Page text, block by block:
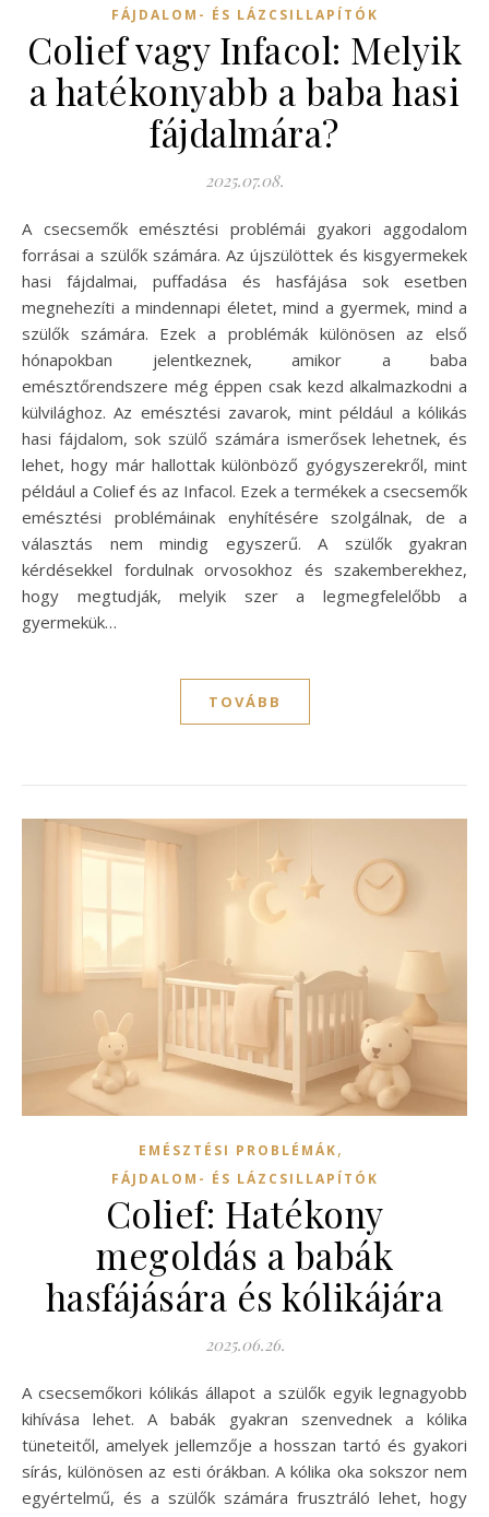
FÁJDALOM- ÉS LÁZCSILLAPÍTÓK
Colief vagy Infacol: Melyik
a hatékonyabb a baba hasi
fájdalmára?
2025.07.08.
A csecsemők emésztési problémái gyakori aggodalom
forrásai a szülők számára. Az újszülöttek és kisgyermekek
hasi fájdalmai, puffadása és hasfájása sok esetben
megnehezíti a mindennapi életet, mind a gyermek, mind a
szülők számára. Ezek a problémák különösen az első
hónapokban jelentkeznek, amikor a baba
emésztőrendszere még éppen csak kezd alkalmazkodni a
külvilághoz. Az emésztési zavarok, mint például a kólikás
hasi fájdalom, sok szülő számára ismerősek lehetnek, és
lehet, hogy már hallottak különböző gyógyszerekről, mint
például a Colief és az Infacol. Ezek a termékek a csecsemők
emésztési problémáinak enyhítésére szolgálnak, de a
választás nem mindig egyszerű. A szülők gyakran
kérdésekkel fordulnak orvosokhoz és szakemberekhez,
hogy megtudják, melyik szer a legmegfelelőbb a
gyermekük…
TOVÁBB
EMÉSZTÉSI PROBLÉMÁK,
FÁJDALOM- ÉS LÁZCSILLAPÍTÓK
Colief: Hatékony
megoldás a babák
hasfájására és kólikájára
2025.06.26.
A csecsemőkori kólikás állapot a szülők egyik legnagyobb
kihívása lehet. A babák gyakran szenvednek a kólika
tüneteitől, amelyek jellemzője a hosszan tartó és gyakori
sírás, különösen az esti órákban. A kólika oka sokszor nem
egyértelmű, és a szülők számára frusztráló lehet, hogy